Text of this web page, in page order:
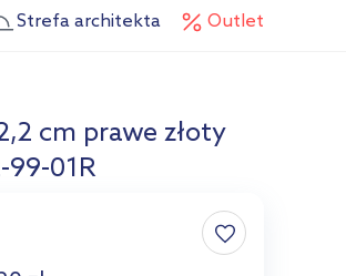
Strefa architekta Outlet
cm prawe złoty
99-01R